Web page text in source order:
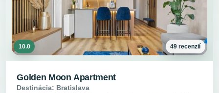
10.0 49 recenzií
Golden Moon Apartment
Destinácia: Bratislava